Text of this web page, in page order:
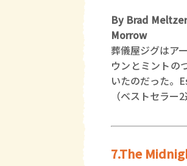
By Brad
Morrow
葬儀屋ジグはア
ウンとミントの
いたのだった。
（ベストセラー2
7.The